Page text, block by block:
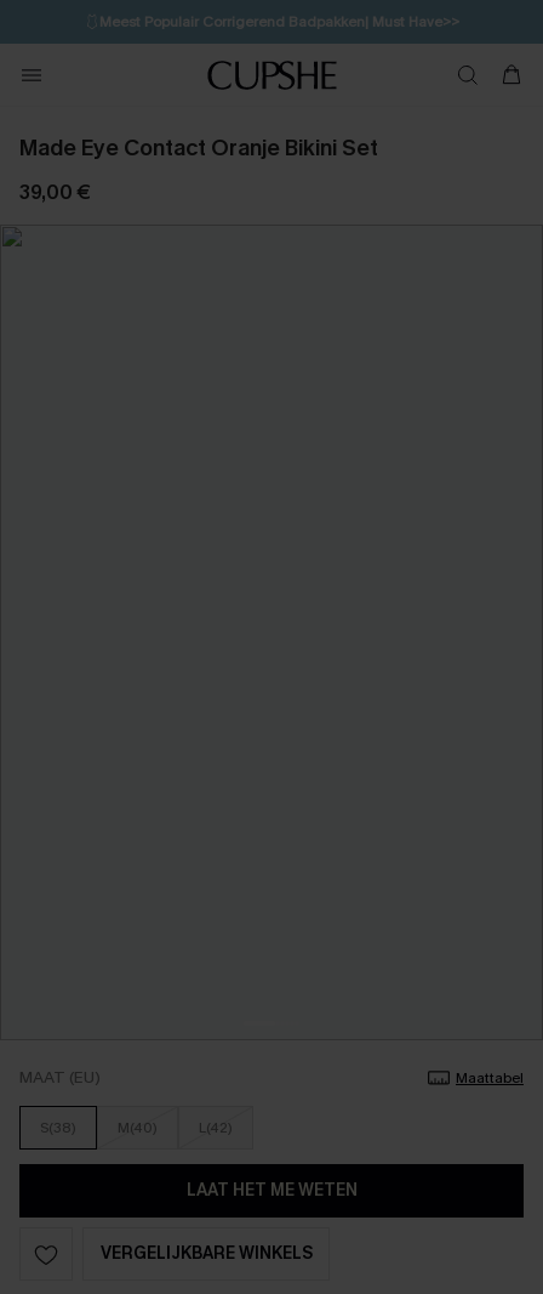
🩱Meest Populair Corrigerend Badpakken| Must Have>>
💌Abonneer je & ontvang tot 15% korting>>
Koop 3, krijg 15% korting | CODE: SW15
Made Eye Contact Oranje Bikini Set
39,00 €
MAAT (EU) Maattabel
S(38) M(40) L(42)
LAAT HET ME WETEN
VERGELIJKBARE WINKELS